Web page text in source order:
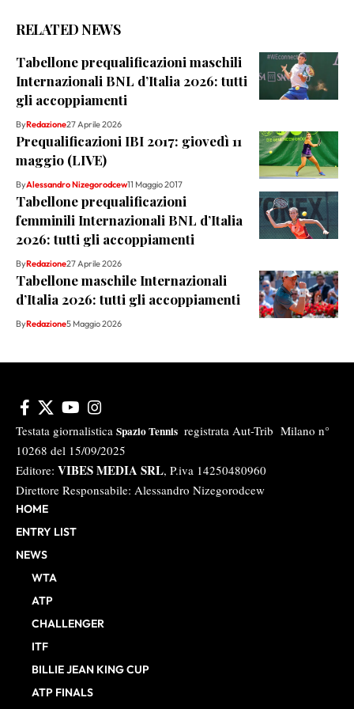
RELATED NEWS
Tabellone prequalificazioni maschili
Internazionali BNL d’Italia 2026: tutti
gli accoppiamenti
ByRedazione27 Aprile 2026
Prequalificazioni IBI 2017: giovedì 11
maggio (LIVE)
ByAlessandro Nizegorodcew11 Maggio 2017
Tabellone prequalificazioni
femminili Internazionali BNL d’Italia
2026: tutti gli accoppiamenti
ByRedazione27 Aprile 2026
Tabellone maschile Internazionali
d’Italia 2026: tutti gli accoppiamenti
ByRedazione5 Maggio 2026
Testata giornalistica Spazio Tennis registrata Aut-Trib Milano n°
10268 del 15/09/2025
Editore: VIBES MEDIA SRL, P.iva 14250480960
Direttore Responsabile: Alessandro Nizegorodcew
HOME
ENTRY LIST
NEWS
WTA
ATP
CHALLENGER
ITF
BILLIE JEAN KING CUP
ATP FINALS